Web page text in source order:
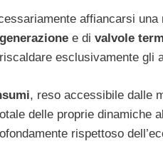
affiancarsi
e di valvole
esclusivamente gli
, reso accessibile dalle
delle proprie dinamiche
rispettoso